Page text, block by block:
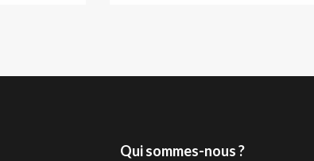
Qui sommes-nous ?